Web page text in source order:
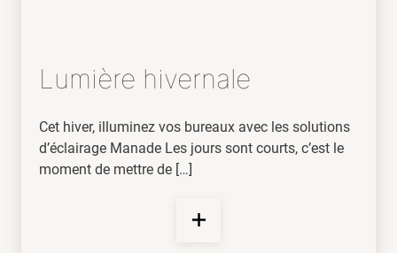
Lumière hivernale
Cet hiver, illuminez vos bureaux avec les solutions
d’éclairage Manade Les jours sont courts, c’est le
moment de mettre de […]